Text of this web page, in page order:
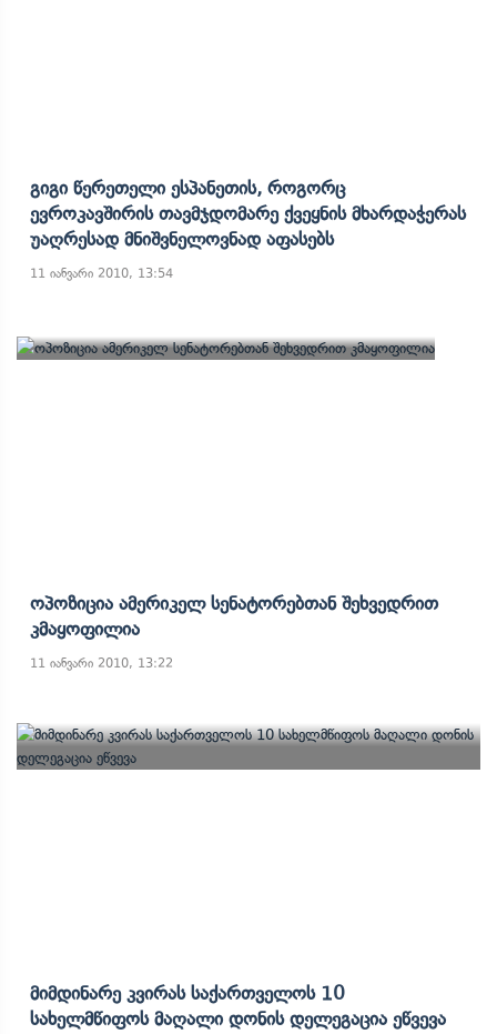
Გიგი Წერეთელი Ესპანეთის, Როგორც
Ევროკავშირის Თავმჯდომარე Ქვეყნის Მხარდაჭერას
Უაღრესად Მნიშვნელოვნად Აფასებს
11 იანვარი 2010, 13:54
Ოპოზიცია Ამერიკელ Სენატორებთან Შეხვედრით
Კმაყოფილია
11 იანვარი 2010, 13:22
Მიმდინარე Კვირას Საქართველოს 10
Სახელმწიფოს Მაღალი Დონის Დელეგაცია Ეწვევა